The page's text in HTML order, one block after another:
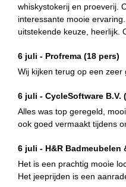
whiskystokerij en proeverij.
interessante mooie
uitstekende keuze, heerlijk.
6 juli - Profrema (18 pers)
Wij kijken terug op een zeer
6 juli - CycleSoftware B.V.
Alles was top geregeld,
ook goed vermaakt tijdens
6 juli - H&R Badmeubelen
Het is een prachtig mooie
Het jeeprijden is een